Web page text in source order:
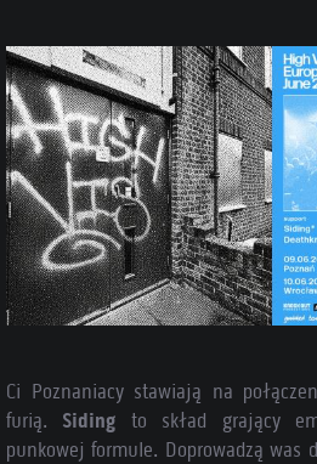
Ci Poznaniacy stawiają na
furią. Siding to skład grający
punkowej formule. Doprowadzą was